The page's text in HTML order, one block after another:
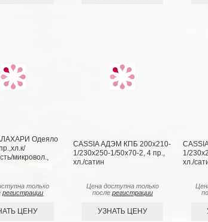
Одеяло
микровол.,
только
регистрации
ЦЕНУ
CASSIA АДЭМ КПБ 200х210-
1/230х250-1/50х70-2, 4 пр.,
хл./сатин
Цена доступна только
после регистрации
УЗНАТЬ ЦЕНУ
1/
хл./